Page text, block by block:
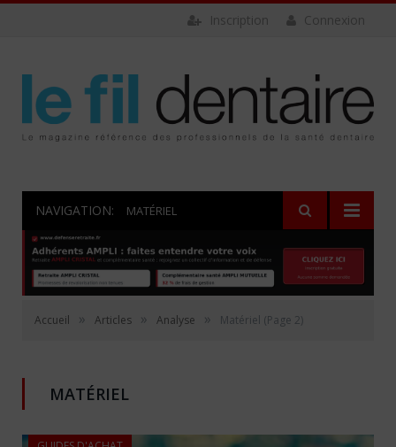
Connexion
Inscription
NAVIGATION: MATÉRIEL
Accueil » Articles » Analyse » Matériel (Page 2)
MATÉRIEL